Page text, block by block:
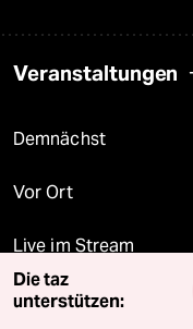
Veranstaltungen
Demnächst
Vor Ort
Live im Stream
Vergangene
Die taz
unterstützen: